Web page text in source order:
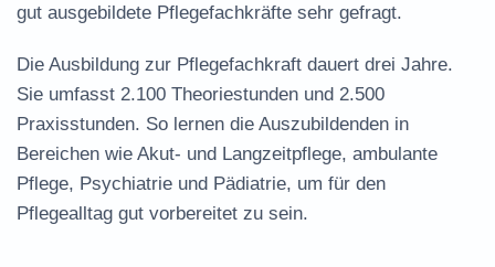
gut ausgebildete Pflegefachkräfte sehr gefragt.
Die Ausbildung zur Pflegefachkraft dauert drei Jahre.
Sie umfasst 2.100 Theoriestunden und 2.500
Praxisstunden. So lernen die Auszubildenden in
Bereichen wie Akut- und Langzeitpflege, ambulante
Pflege, Psychiatrie und Pädiatrie, um für den
Pflegealltag gut vorbereitet zu sein.